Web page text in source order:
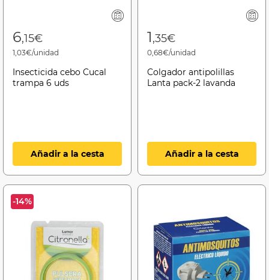
6,15€
1,03€/unidad
Insecticida cebo Cucal
trampa 6 uds
Añadir a la cesta
1,35€
0,68€/unidad
Colgador antipolillas
Lanta pack-2 lavanda
Añadir a la cesta
-14%